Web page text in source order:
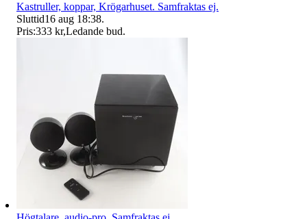
Kastruller, koppar, Krögarhuset. Samfraktas ej.
Sluttid16 aug 18:38.
Pris:333 kr,Ledande bud.